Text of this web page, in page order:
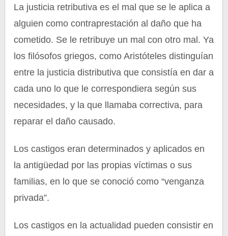
La justicia retributiva es el mal que se le aplica a
alguien como contraprestación al daño que ha
cometido. Se le retribuye un mal con otro mal. Ya
los filósofos griegos, como Aristóteles distinguían
entre la justicia distributiva que consistía en dar a
cada uno lo que le correspondiera según sus
necesidades, y la que llamaba correctiva, para
reparar el daño causado.
Los castigos eran determinados y aplicados en
la antigüedad por las propias víctimas o sus
familias, en lo que se conoció como “venganza
privada”.
Los castigos en la actualidad pueden consistir en